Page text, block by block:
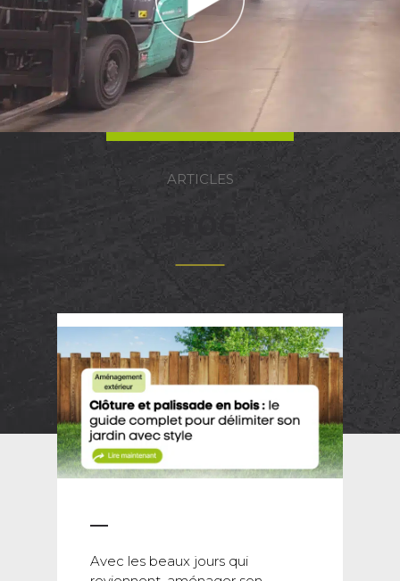
ARTICLES
BLOG
Avec les beaux jours qui